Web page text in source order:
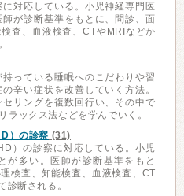
対応している。小児神経専門医
が診断基準をもとに、問診、面
査、血液検査、CTやMRIなどか
っている睡眠へのこだわりや習
辛い症状を改善していく方法。
リングを複数回行い、その中で
ラックス法などを学んでいく。
）の診察 (31)
）の診察に対応している。小児
が多い。医師が診断基準をもと
検査、知能検査、血液検査、CT
診断される。